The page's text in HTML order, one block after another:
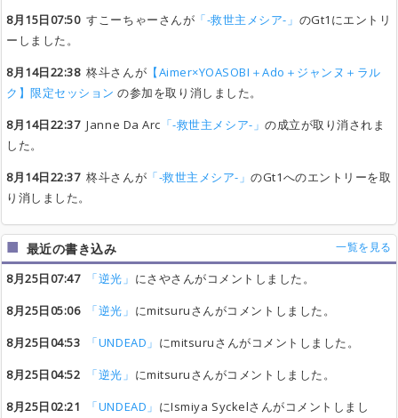
8月15日07:50すこーちゃーさんが 「-救世主メシア-」 のGt1にエントリ
ーしました。
8月14日22:38柊斗さんが 【Aimer×YOASOBI＋Ado＋ジャンヌ＋ラル
ク】限定セッションの参加を取り消しました。
8月14日22:37Janne Da Arc 「-救世主メシア-」の成立が取り消されま
した。
8月14日22:37柊斗さんが 「-救世主メシア-」のGt1へのエントリーを取
り消しました。
最近の書き込み 一覧を見る
8月25日07:47 「逆光」 にさやさんがコメントしました。
8月25日05:06
「逆光」 にmitsuruさんがコメントしました。
8月25日04:53
「UNDEAD」 にmitsuruさんがコメントしました。
8月25日04:52
「逆光」 にmitsuruさんがコメントしました。
8月25日02:21
「UNDEAD」 にIsmiya Syckelさんがコメントしまし